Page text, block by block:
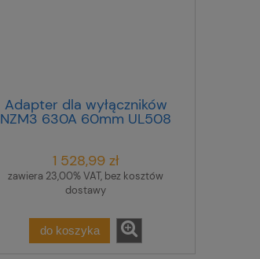
Adapter dla wyłączników
NZM3 630A 60mm UL508
1 528,99 zł
zawiera 23,00% VAT, bez kosztów
dostawy
do koszyka